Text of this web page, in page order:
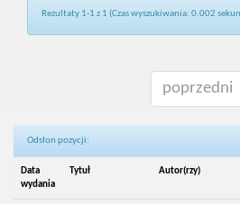
Rezultaty 1-1 z 1 (Czas wyszukiwania: 0.002
poprzedni
Odsłon pozycji:
Data
wydania
Tytuł Autor(rzy)